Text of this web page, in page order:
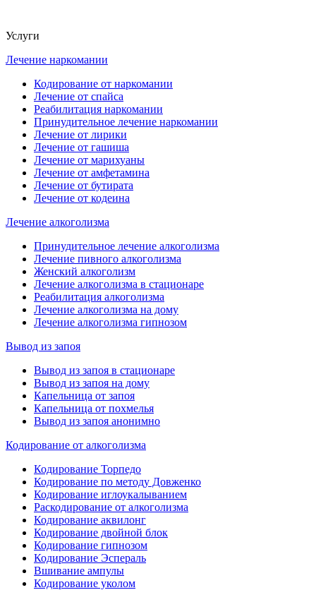
Услуги
Лечение наркомании
Кодирование от наркомании
Лечение от спайса
Реабилитация наркомании
Принудительное лечение наркомании
Лечение от лирики
Лечение от гашиша
Лечение от марихуаны
Лечение от амфетамина
Лечение от бутирата
Лечение от кодеина
Лечение алкоголизма
Принудительное лечение алкоголизма
Лечение пивного алкоголизма
Женский алкоголизм
Лечение алкоголизма в стационаре
Реабилитация алкоголизма
Лечение алкоголизма на дому
Лечение алкоголизма гипнозом
Вывод из запоя
Вывод из запоя в стационаре
Вывод из запоя на дому
Капельница от запоя
Капельница от похмелья
Вывод из запоя анонимно
Кодирование от алкоголизма
Кодирование Торпедо
Кодирование по методу Довженко
Кодирование иглоукалыванием
Раскодирование от алкоголизма
Кодирование аквилонг
Кодирование двойной блок
Кодирование гипнозом
Кодирование Эспераль
Вшивание ампулы
Кодирование уколом